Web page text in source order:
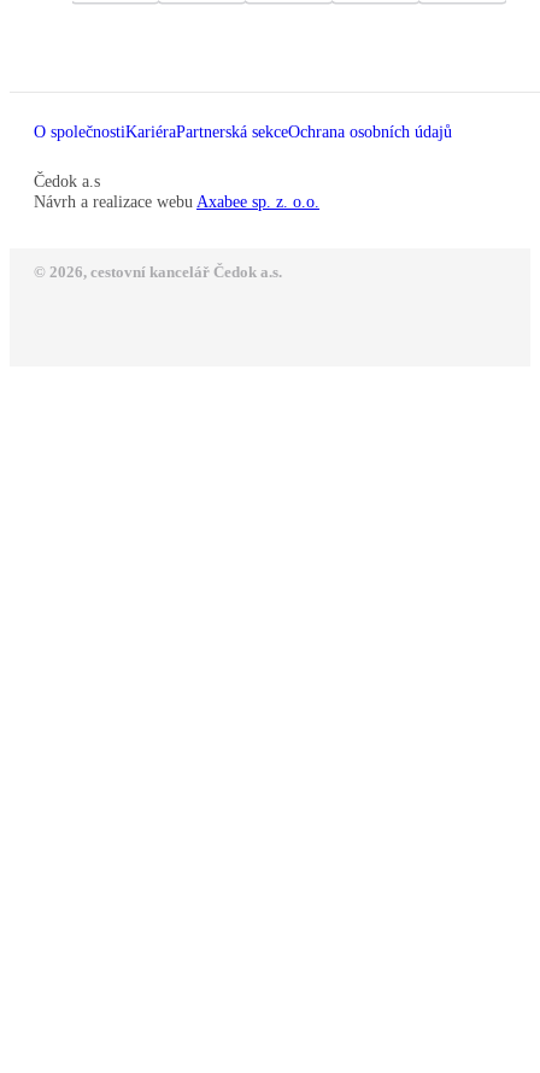
O společnostiKariéraPartnerská sekceOchrana osobních údajů
Čedok a.s
Návrh a realizace webu Axabee sp. z. o.o.
© 2026, cestovní kancelář Čedok a.s.